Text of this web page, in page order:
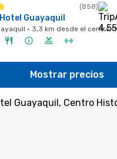
(858)
Guayaquil
· 3,3 km desde el centro
Mostrar precios